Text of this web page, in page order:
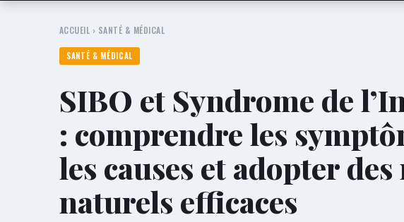
ACCUEIL › SANTÉ & MÉDICAL
SANTÉ & MÉDICAL
SIBO et Syndrome de
: comprendre les
les causes et adopter des
naturels efficaces